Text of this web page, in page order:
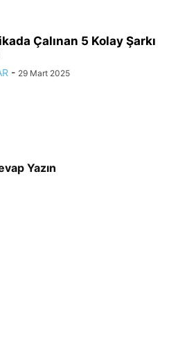
Çalınan 5 Kolay Şarkı
- 29 Mart 2025
Yazın